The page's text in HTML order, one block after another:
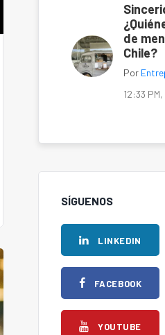
de
Chile?
Por
12:33
SÍGUENOS
LINKEDIN
FACEBOOK
YOUTUBE